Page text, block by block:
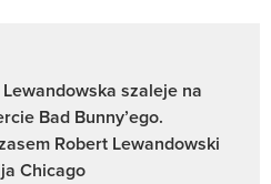
szaleje na
Bad Bunny’ego.
Robert Lewandowski
Chicago